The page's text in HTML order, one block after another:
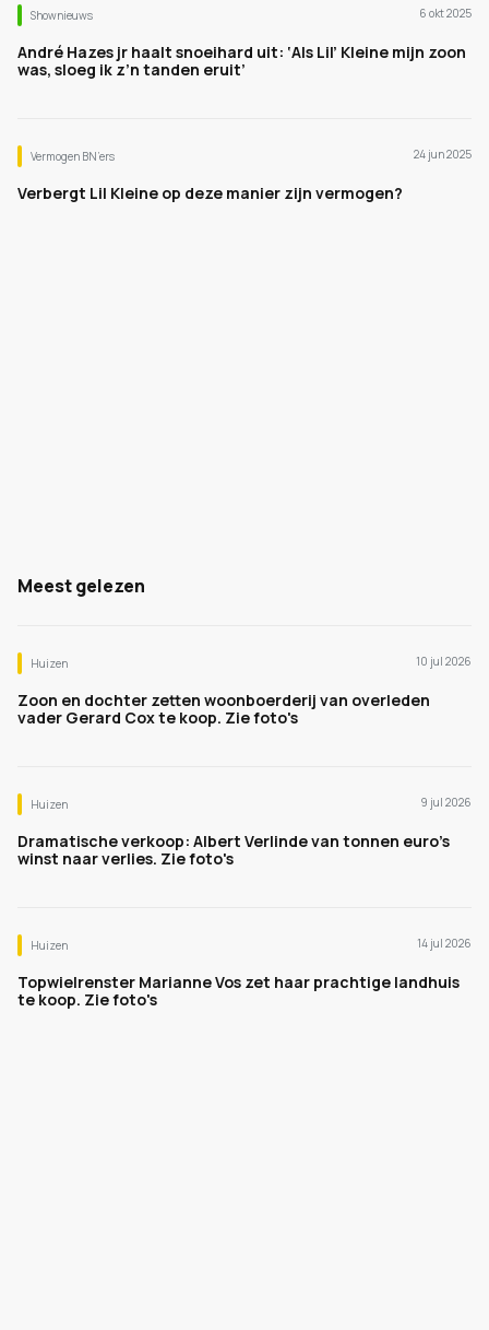
Shownieuws 6 okt 2025
André Hazes jr haalt snoeihard uit: ‘Als Lil’ Kleine mijn zoon
was, sloeg ik z’n tanden eruit’
Vermogen BN’ers 24 jun 2025
Verbergt Lil Kleine op deze manier zijn vermogen?
Meest gelezen
Huizen 10 jul 2026
Zoon en dochter zetten woonboerderij van overleden
vader Gerard Cox te koop. Zie foto's
Huizen 9 jul 2026
Dramatische verkoop: Albert Verlinde van tonnen euro's
winst naar verlies. Zie foto's
Huizen 14 jul 2026
Topwielrenster Marianne Vos zet haar prachtige landhuis
te koop. Zie foto's